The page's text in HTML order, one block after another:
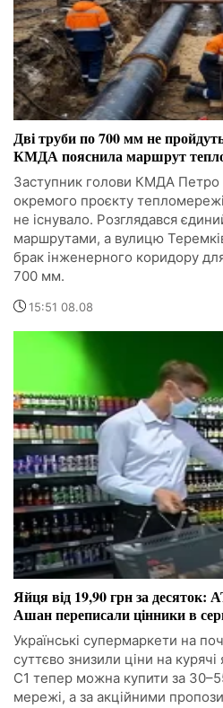
Дві труби по 700 мм не
КМДА пояснила маршрут
Заступник голови КМДА Петро
окремого проєкту
не існувало. Розглядався
маршрутами, а вулицю
брак інженерного коридору
700 мм.
15:51 08.08
Яйця від 19,90 грн за десяток:
Ашан переписали цінники в
Українські супермаркети на
суттєво знизили ціни на курячі
С1 тепер можна купити за
мережі, а за акційними